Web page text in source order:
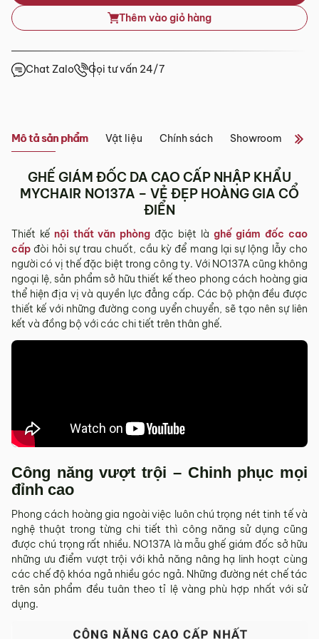
Thêm vào giỏ hàng
Chat Zalo Gọi tư vấn 24/7
Mô tả sản phẩm Vật liệu Chính sách Showroom
GHẾ GIÁM ĐỐC DA CAO CẤP NHẬP KHẨU
MYCHAIR NO137A – VẺ ĐẸP HOÀNG GIA CỔ
ĐIỂN
Thiết kế nội thất văn phòng đặc biệt là ghế giám đốc cao
cấp đòi hỏi sự trau chuốt, cầu kỳ để mang lại sự lộng lẫy cho
người có vị thế đặc biệt trong công ty. Với NO137A cũng không
ngoại lệ, sản phẩm sở hữu thiết kế theo phong cách hoàng gia
thể hiện địa vị và quyền lực đẳng cấp. Các bộ phận đều được
thiết kế với những đường cong uyển chuyển, sẽ tạo nên sự liên
kết và đồng bộ với các chi tiết trên thân ghế.
Công năng vượt trội – Chinh phục mọi
đỉnh cao
Phong cách hoàng gia ngoài việc luôn chú trọng nét tinh tế và
nghệ thuật trong từng chi tiết thì công năng sử dụng cũng
được chú trọng rất nhiều. NO137A là mẫu ghế giám đốc sở hữu
những ưu điểm vượt trội với khả năng nâng hạ linh hoạt cùng
các chế độ khóa ngả nhiều góc ngả. Những đường nét chế tác
trên sản phẩm đều tuân theo tỉ lệ vàng phù hợp nhất với sử
dụng.
khác*
Thời gian giao hàng ở khu vực “Quận Ngoại Thành và Tỉnh
3.2. Chính sách giao hàng tại Hà Nội, Đà
Nẵng và TP. Hồ Chí Minh
Miễn phí giao hàng đối với đơn hàng giá trị ≥ ­2 triệu trên tất
cả các quận nội thành Hà Nội, Đà Nẵng và TP. Hồ Chí Minh.
Những đơn hàng giá trị < 2 triệu hoặc các đơn hàng ở
ngoại thành sẽ tính phí, tùy khu vực nhân viên kinh doanh
sẽ báo phí giao hàng cụ thể.
3.3. Chính sách giao hàng và lắp đặt tại các
tỉnh/thành phố khác
khách hàng trước khi tiến hành thanh toán đơn hàng và
giao hàng.
phát sinh hoặc góp ý nào vui lòng liên hệ Hotline0942 902
468để nhận được sự hỗ trợ nhanh nhất.
4. Chính sách Đổi trả, Hoàn tiền
Thời hạn: Quý khách có thể đổi/trả sản phẩm trong vòng 3
ngày kể từ ngày nhận hàng.
4.1. Các trường hợp được đổi trả sản phẩm
Sản phẩm bị lỗi do nhà sản xuất.
Giao sai sản phẩm, sai mẫu mã so với đơn hàng.
– Địa chỉ:
Số 223 Lê Đình Lý, Phường Hòa Cường, Thành phố
Đà Nẵng
Chủ Nhật)
Xem bản đồ